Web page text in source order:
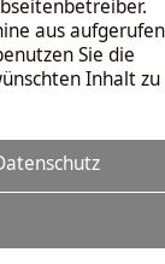
aus aufgerufen
Sie die
Inhalt zu